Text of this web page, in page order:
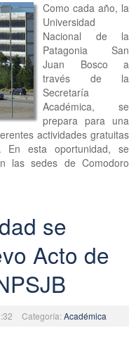
Como cada año, la
Universidad
Nacional de la
Patagonia San
Juan Bosco a
través de la
Secretaría
Académica, se
prepara para una
actividades gratuitas
En esta oportunidad, se
las sedes de Comodoro
se
Acto de
Categoría:Académica